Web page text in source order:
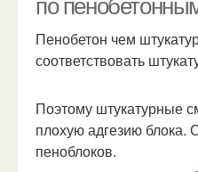
по
Пенобетон чем
соответствовать
Поэтому штукатурные
плохую адгезию блока.
пеноблоков.